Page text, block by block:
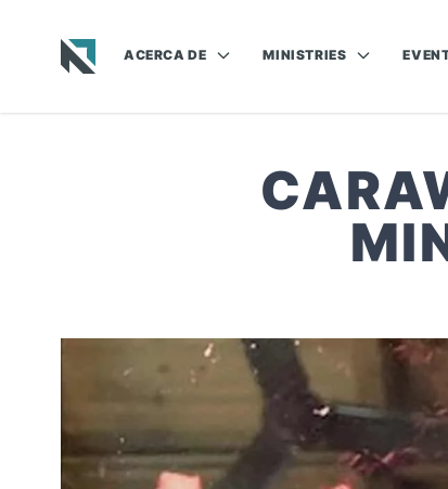
ACERCA DE MINISTRIES